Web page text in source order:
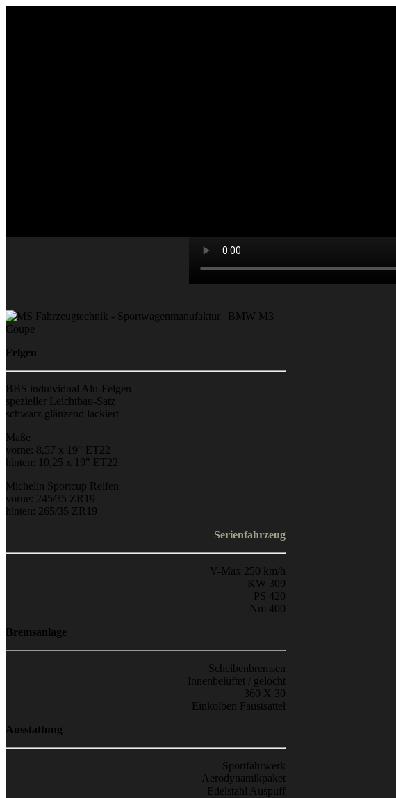
Felgen
BBS induividual Alu-Felgen
spezieller Leichtbau-Satz
schwarz glänzend lackiert
Maße
vorne: 8,57 x 19" ET22
hinten: 10,25 x 19" ET22
Michelin Sportcup Reifen
vorne: 245/35 ZR19
hinten: 265/35 ZR19
Serienfahrzeug
V-Max 250 km/h
KW 309
PS 420
Nm 400
Bremsanlage
Scheibenbremsen
Innenbelüftet / gelocht
360 X 30
Einkolben Faustsattel
Ausstattung
Sportfahrwerk
Aerodynamikpaket
Edelstahl Auspuff